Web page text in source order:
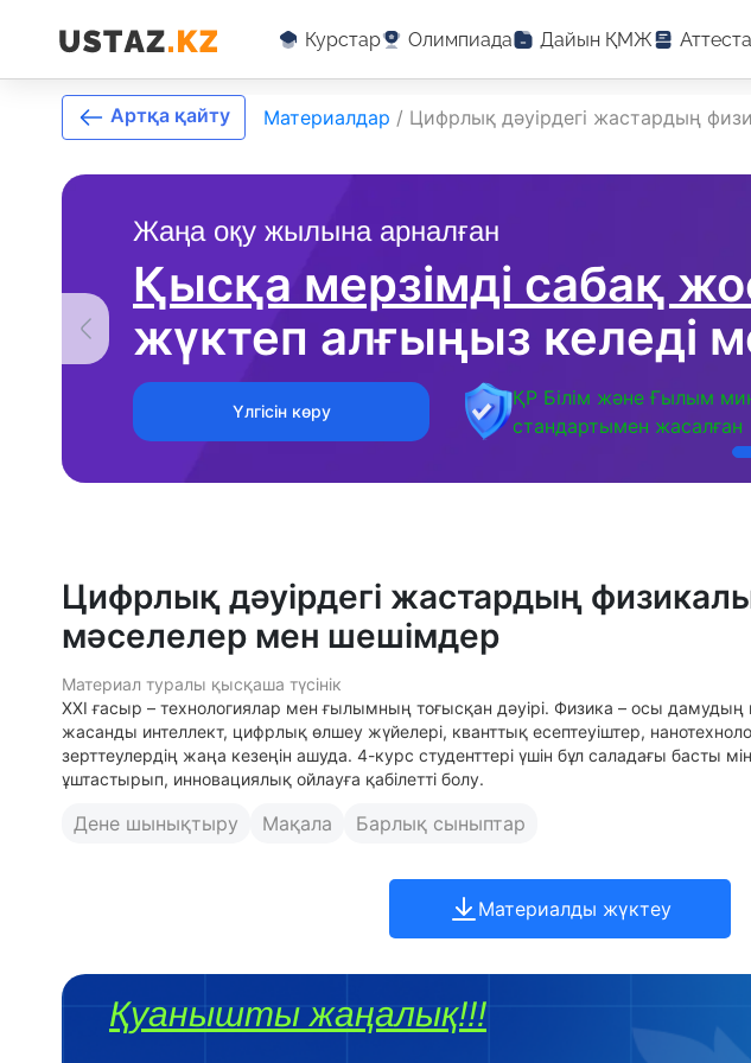
Курстар Олимпиада Дайын ҚМЖ
Жаңа оқу жылына арналған
Қысқа мерзімді сабақ
жүктеп алғыңыз келеді
Үлгісін көру
ҚР Білім және Ғылым
стандартымен жасалған
Артқа қайту Материалдар / Цифрлық дәуірдегі жастардың
Цифрлық дәуірдегі жастардың
мәселелер мен шешімдер
Материал туралы қысқаша түсінік
XXI ғасыр – технологиялар мен ғылымның тоғысқан дәуірі. Физика – осы дамудың
жасанды интеллект, цифрлық өлшеу жүйелері, кванттық есептеуіштер,
зерттеулердің жаңа кезеңін ашуда. 4-курс студенттері үшін бұл саладағы басты
ұштастырып, инновациялық ойлауға қабілетті болу.
Дене шынықтыру Мақала Барлық сыныптар
Материалды жүктеу
Қуанышты жаңалық!!!